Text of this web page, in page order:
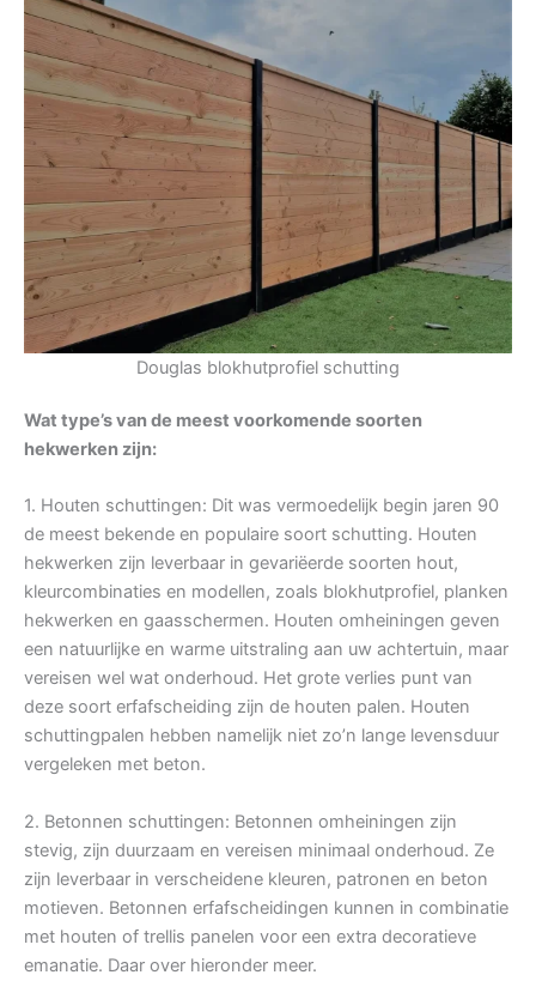
Douglas blokhutprofiel schutting
Wat type’s van de meest voorkomende soorten
hekwerken zijn:
1. Houten schuttingen: Dit was vermoedelijk begin jaren 90
de meest bekende en populaire soort schutting. Houten
hekwerken zijn leverbaar in gevariëerde soorten hout,
kleurcombinaties en modellen, zoals blokhutprofiel, planken
hekwerken en gaasschermen. Houten omheiningen geven
een natuurlijke en warme uitstraling aan uw achtertuin, maar
vereisen wel wat onderhoud. Het grote verlies punt van
deze soort erfafscheiding zijn de houten palen. Houten
schuttingpalen hebben namelijk niet zo’n lange levensduur
vergeleken met beton.
2. Betonnen schuttingen: Betonnen omheiningen zijn
stevig, zijn duurzaam en vereisen minimaal onderhoud. Ze
zijn leverbaar in verscheidene kleuren, patronen en beton
motieven. Betonnen erfafscheidingen kunnen in combinatie
met houten of trellis panelen voor een extra decoratieve
emanatie. Daar over hieronder meer.